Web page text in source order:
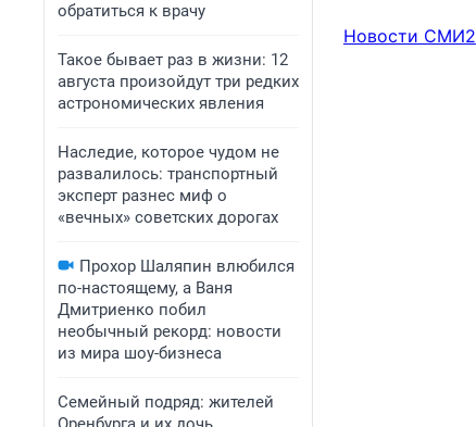
обратиться к врачу
Такое бывает раз в жизни: 12
августа произойдут три редких
астрономических явления
Наследие, которое чудом не
развалилось: транспортный
эксперт разнес миф о
«вечных» советских дорогах
Прохор Шаляпин влюбился
по-настоящему, а Ваня
Дмитриенко побил
необычный рекорд: новости
из мира шоу-бизнеса
Семейный подряд: жителей
Новости СМИ2